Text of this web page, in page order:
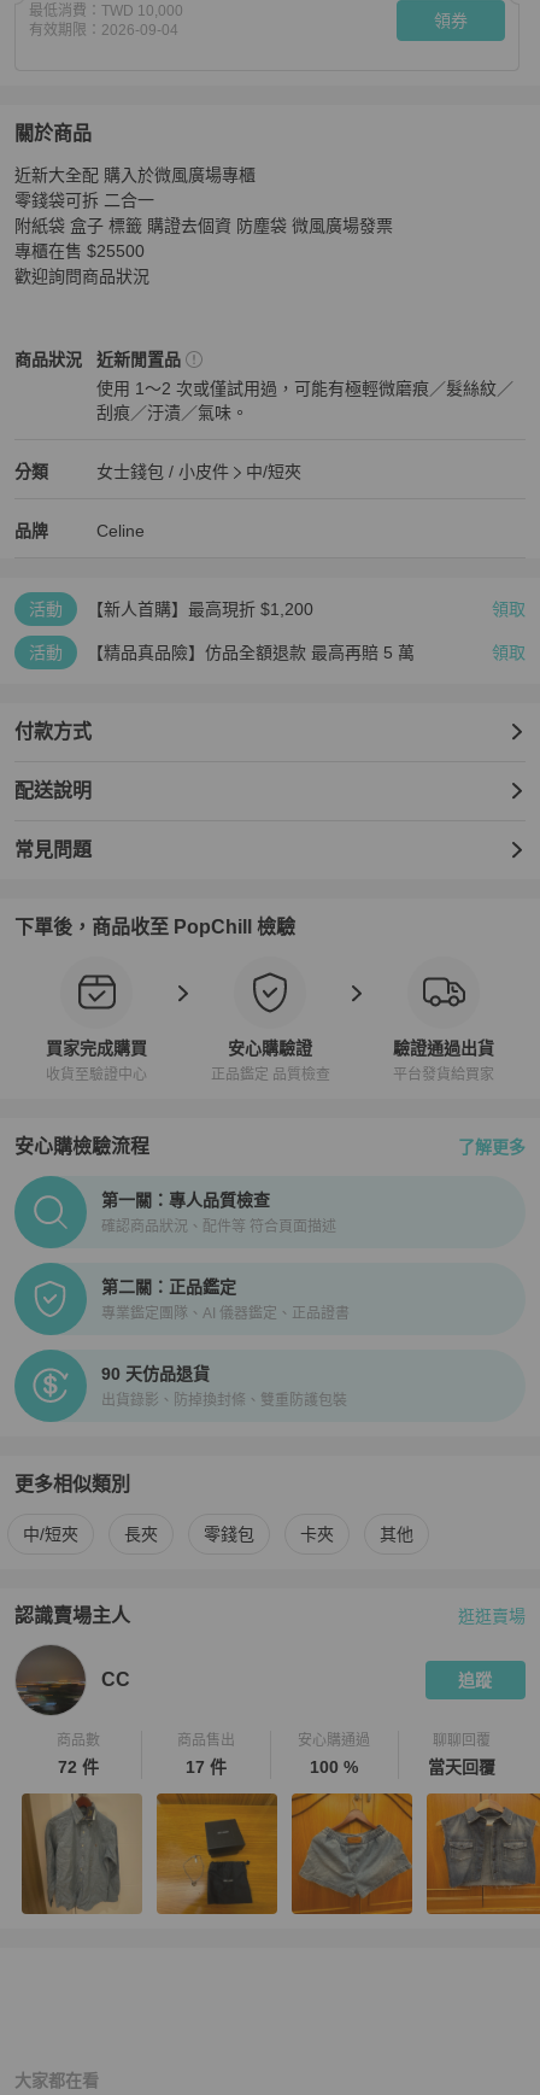
最低消費： TWD 10,000
有效期限： 2026-09-04 領券
關於商品
關於Celine 大全配 二合一短夾 TRIOMPHE配零錢袋短款錢包
近新大全配 購入於微風廣場專櫃
零錢袋可拆 二合一
附紙袋 盒子 標籤 購證去個資 防塵袋 微風廣場發票
專櫃在售 $25500
歡迎詢問商品狀況
商品狀況
Celine女士錢包 / 小皮件商品狀態與細節
近新閒置品
使用 1～2 次或僅試用過，可能有極輕微磨痕／髮絲紋／
刮痕／汙漬／氣味。
分類
Celine 女士錢包 / 小皮件分類資訊
女士錢包 / 小皮件
中/短夾
品牌
Celine 女士錢包 / 小皮件
Celine
Celine 推薦清單
活動 【新人首購】最高現折 $1,200 領取
活動 【精品真品險】仿品全額退款 最高再賠 5 萬 領取
付款方式
配送說明
常見問題
下單後，商品收至 PopChill 檢驗
買家完成購買
收貨至驗證中心
安心購驗證
正品鑑定 品質檢查
驗證通過出貨
平台發貨給買家
安心購檢驗流程 了解更多
PopChill拍拍圈正品驗證、安心購檢驗流程介紹
第一關：專人品質檢查
確認商品狀況、配件等 符合頁面描述
第二關：正品鑑定
專業鑑定團隊、AI 儀器鑑定、正品證書
90 天仿品退貨
出貨錄影、防掉換封條、雙重防護包裝
更多相似類別
更多Celine 女士錢包 / 小皮件相似商品推薦
中/短夾 長夾 零錢包 卡夾 其他
認識賣場主人
PopChill 拍拍圈嚴選賣家
逛逛賣場
CC 追蹤
商品數
72 件
商品售出
17 件
安心購通過
100 %
聊聊回覆
當天回覆
大家都在看